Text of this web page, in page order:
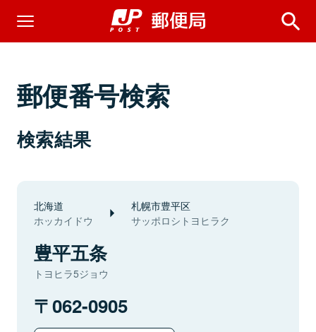
郵便番号検索
検索結果
北海道
ホッカイドウ
札幌市豊平区
サッポロシトヨヒラク
豊平五条
トヨヒラ5ジョウ
062-0905